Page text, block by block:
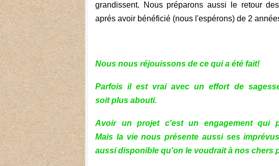
grandissent. Nous préparons aussi le retour
aprés avoir bénéficié (nous l'espérons) de 2
Nous nous réjouissons de ce qui a été fait!
Parfois il est vrai avec un effort de
soit plus abouti.
Avoir un projet c'est un engagement qui
Mais la vie nous présente aussi ses
aussi disponible qu'on le voudrait à nos chers